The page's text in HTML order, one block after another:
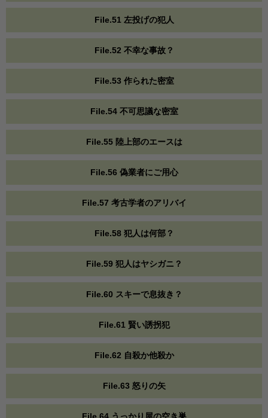
File.51 左投げの犯人
File.52 不幸な事故？
File.53 作られた密室
File.54 不可思議な密室
File.55 陸上部のエースは
File.56 偽業者にご用心
File.57 考古学者のアリバイ
File.58 犯人は何部？
File.59 犯人はヤシガニ？
File.60 スキーで息抜き？
File.61 賢い誘拐犯
File.62 自殺か他殺か
File.63 怒りの矢
File.64 うっかり屋の空き巣